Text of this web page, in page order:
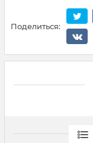
Поделиться: